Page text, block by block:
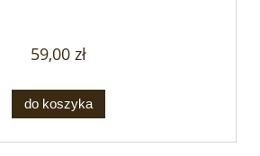
59,00 zł
do koszyka